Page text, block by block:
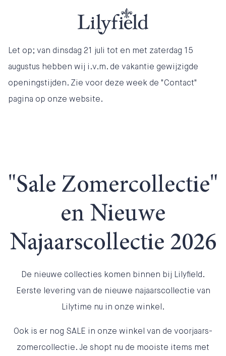
Let op; van dinsdag 21 juli tot en met zaterdag 15
augustus hebben wij i.v.m. de vakantie gewijzigde
openingstijden. Zie voor deze week de "Contact"
pagina op onze website.
"Sale Zomercollectie"
en Nieuwe
Najaarscollectie 2026
De nieuwe collecties komen binnen bij Lilyfield.
Eerste levering van de nieuwe najaarscollectie van
Lilytime nu in onze winkel.
Ook is er nog SALE in onze winkel van de voorjaars-
zomercollectie. Je shopt nu de mooiste items met